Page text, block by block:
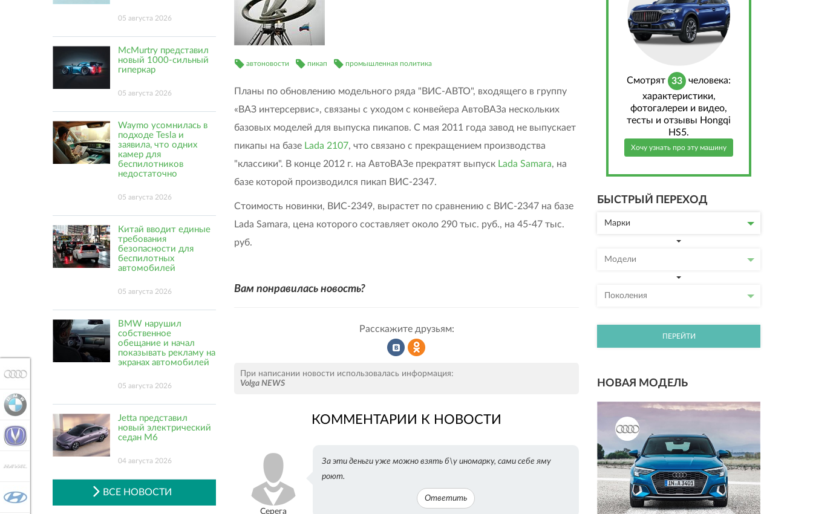
автоновости пикап промышленная политика
Планы по обновлению модельного ряда "ВИС-АВТО", входящего в группу
«ВАЗ интерсервис», связаны с уходом с конвейера АвтоВАЗа нескольких
базовых моделей для выпуска пикапов. С мая 2011 года завод не выпускает
пикапы на базе Lada 2107, что связано с прекращением производства
"классики". В конце 2012 г. на АвтоВАЗе прекратят выпуск Lada Samara, на
базе которой производился пикап ВИС-2347.
Стоимость новинки, ВИС-2349, вырастет по сравнению с ВИС-2347 на базе
Lada Samara, цена которого составляет около 290 тыс. руб., на 45-47 тыс.
руб.
Вам понравилась новость?
Расскажите друзьям:
во
При написании новости использовалась информация:
Volga NEWS
КОММЕНТАРИИ К НОВОСТИ
Серега
За эти деньги уже можно взять б\у иномарку, сами себе яму
роют.
Ответить
05 августа 2026
McMurtry представил
новый 1000-сильный
гиперкар
05 августа 2026
Waymo усомнилась в
подходе Tesla и
заявила, что одних
камер для
беспилотников
недостаточно
05 августа 2026
Китай вводит единые
требования
безопасности для
беспилотных
автомобилей
05 августа 2026
BMW нарушил
собственное
обещание и начал
показывать рекламу на
экранах автомобилей
05 августа 2026
Jetta представил
новый электрический
седан M6
04 августа 2026
ВСЕ НОВОСТИ
Cмотрят 33
человека:
характеристики,
фотогалереи и видео,
тесты и отзывы Hongqi
HS5.
Хочу узнать про эту машину
БЫСТРЫЙ ПЕРЕХОД
Марки
Модели
Поколения
ПЕРЕЙТИ
НОВАЯ МОДЕЛЬ
BMW
CHANGAN